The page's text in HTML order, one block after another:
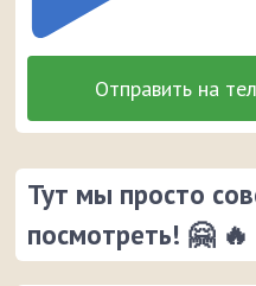
Тут мы просто
посмотреть! 🤗 🔥